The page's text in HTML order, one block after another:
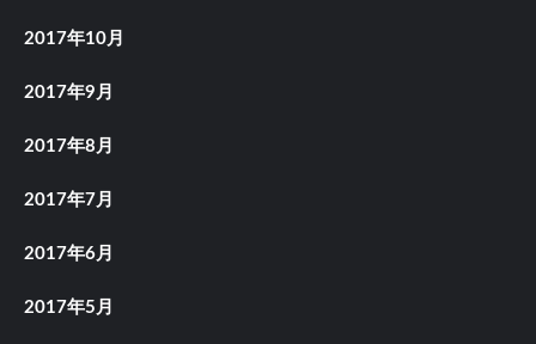
2017年10月
2017年9月
2017年8月
2017年7月
2017年6月
2017年5月